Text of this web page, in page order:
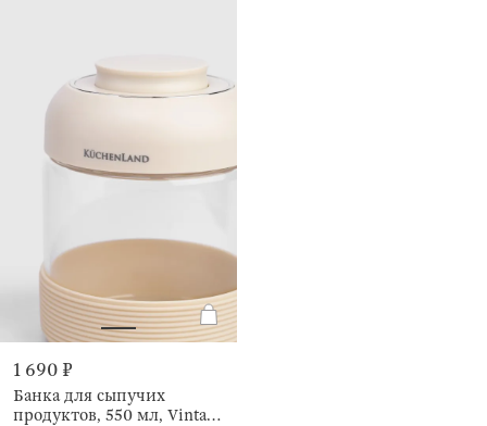
1 690 ₽
Банка для сыпучих
продуктов, 550 мл, Vintage